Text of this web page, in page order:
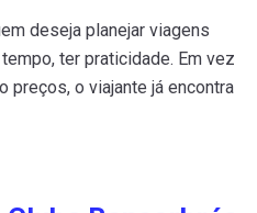
deseja planejar viagens
ter praticidade. Em vez
preços, o viajante já encontra